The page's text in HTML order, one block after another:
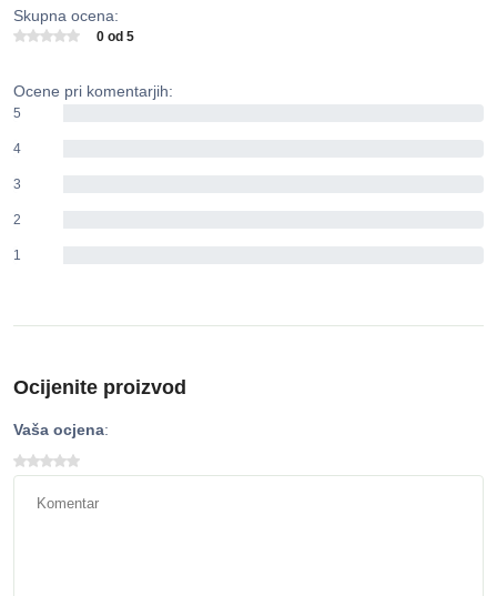
Skupna ocena:
0 od 5
Ocene pri komentarjih:
5
4
3
2
1
Ocijenite proizvod
Vaša ocjena: